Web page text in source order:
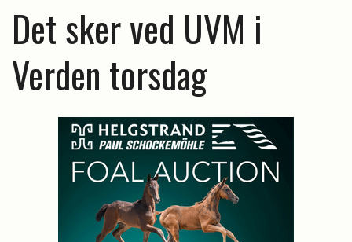
Det sker ved UVM i
Verden torsdag